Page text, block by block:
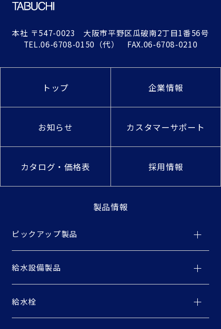
本社 〒547-0023 大阪市平野区瓜破南2丁目1番56号
TEL.06-6708-0150 （代） FAX.06-6708-0210
トップ 企業情報
お知らせ カスタマーサポート
カタログ・価格表 採用情報
製品情報
ピックアップ製品
給水設備製品
給水栓